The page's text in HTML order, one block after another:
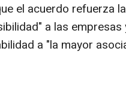
el acuerdo refuerza
a las empresas
a "la mayor